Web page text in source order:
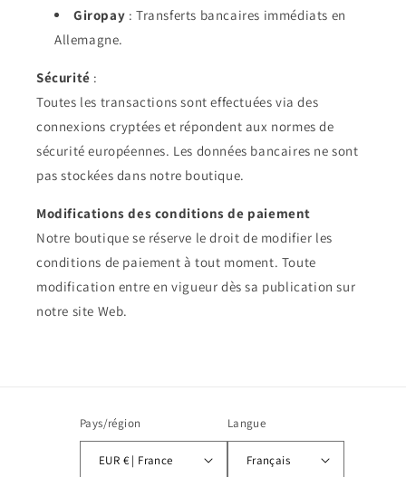
Giropay : Transferts bancaires immédiats en
Allemagne.
Sécurité :
Toutes les transactions sont effectuées via des
connexions cryptées et répondent aux normes de
sécurité européennes. Les données bancaires ne sont
pas stockées dans notre boutique.
Modifications des conditions de paiement
Notre boutique se réserve le droit de modifier les
conditions de paiement à tout moment. Toute
modification entre en vigueur dès sa publication sur
notre site Web.
Pays/région
EUR € | France
Langue
Français